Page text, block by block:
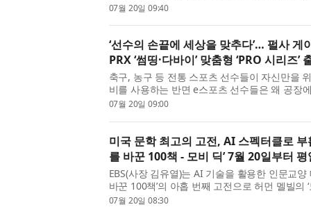
만으로는 기업들의 AI 전환 속도를 따라가기
07월 20일 09:40
‘선수의 손끝에 세상을 맞추다’… 펄사
PRX ‘썸띵·다바이’ 맞춤형 ‘PRO 시리즈’
축구, 농구 등 전통 스포츠 선수들이 자신만을
비를 사용하는 반면 e스포츠 선수들은 왜 공장
의 손과 감각을 억지로 맞춰야 할까. 이 정형화
07월 20일 09:00
미국 문학 최고의 고전, AI 스펙터클로
를 바꾼 100책 - 모비 딕’ 7월 20일부터
EBS(사장 김유열)는 AI 기술을 활용한 인문교
바꾼 100책’의 아홉 번째 고전으로 허먼 멜빌의
Whale, 1851)을 선정하고, 7월 20일(월)부터 평
07월 20일 08:30